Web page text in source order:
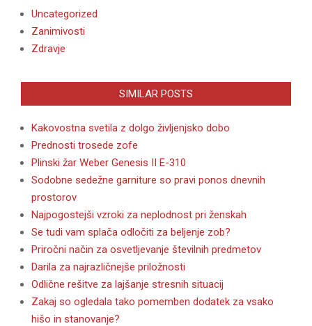
Uncategorized
Zanimivosti
Zdravje
SIMILAR POSTS
Kakovostna svetila z dolgo življenjsko dobo
Prednosti trosede zofe
Plinski žar Weber Genesis II E-310
Sodobne sedežne garniture so pravi ponos dnevnih
prostorov
Najpogostejši vzroki za neplodnost pri ženskah
Se tudi vam splača odločiti za beljenje zob?
Priročni način za osvetljevanje številnih predmetov
Darila za najrazličnejše priložnosti
Odlične rešitve za lajšanje stresnih situacij
Zakaj so ogledala tako pomemben dodatek za vsako
hišo in stanovanje?